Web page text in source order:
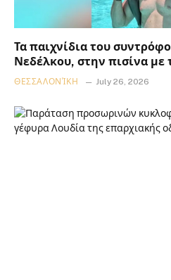
Τα παιχνίδια του
Νεδέλκου, στην πισίνα με
ΘΕΣΣΑΛΟΝΊΚΗ July 26, 2026